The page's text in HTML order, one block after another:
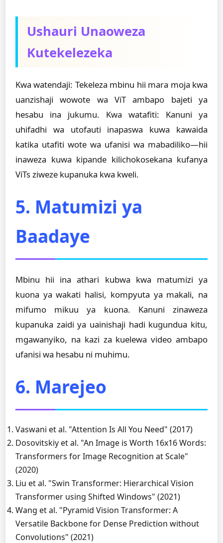
Ushauri Unaoweza
Kutekelezeka
Kwa watendaji: Tekeleza mbinu hii mara moja kwa
uanzishaji wowote wa ViT ambapo bajeti ya
hesabu ina jukumu. Kwa watafiti: Kanuni ya
uhifadhi wa utofauti inapaswa kuwa kawaida
katika utafiti wote wa ufanisi wa mabadiliko—hii
inaweza kuwa kipande kilichokosekana kufanya
ViTs ziweze kupanuka kwa kweli.
5. Matumizi ya
Baadaye
Mbinu hii ina athari kubwa kwa matumizi ya
kuona ya wakati halisi, kompyuta ya makali, na
mifumo mikuu ya kuona. Kanuni zinaweza
kupanuka zaidi ya uainishaji hadi kugundua kitu,
mgawanyiko, na kazi za kuelewa video ambapo
ufanisi wa hesabu ni muhimu.
6. Marejeo
Vaswani et al. "Attention Is All You Need" (2017)
Dosovitskiy et al. "An Image is Worth 16x16 Words:
Transformers for Image Recognition at Scale"
(2020)
Liu et al. "Swin Transformer: Hierarchical Vision
Transformer using Shifted Windows" (2021)
Wang et al. "Pyramid Vision Transformer: A
Versatile Backbone for Dense Prediction without
Convolutions" (2021)